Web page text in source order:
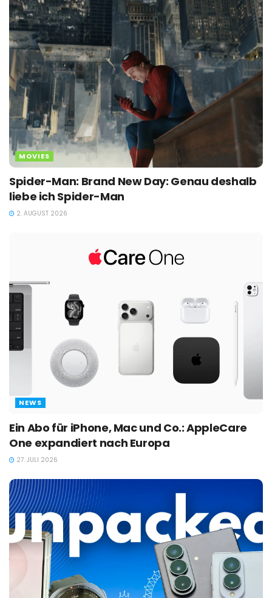
MOVIES
Spider-Man: Brand New Day: Genau deshalb
liebe ich Spider-Man
2. AUGUST 2026
NEWS
Ein Abo für iPhone, Mac und Co.: AppleCare
One expandiert nach Europa
27. JULI 2026